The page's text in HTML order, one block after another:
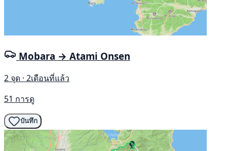
Mobara → Atami Onsen
2 จุด · 2เดือนที่แล้ว
51 การดู
บันทึก